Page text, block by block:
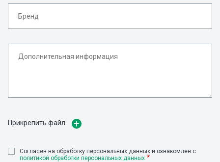
Прикрепить файл
Cогласен на обработку персональных данных и ознакомлен с
политикой обработки персональных данных